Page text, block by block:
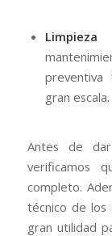
preventiva
gran escala.
Antes de
verificamos
completo.
técnico de los
gran utilidad